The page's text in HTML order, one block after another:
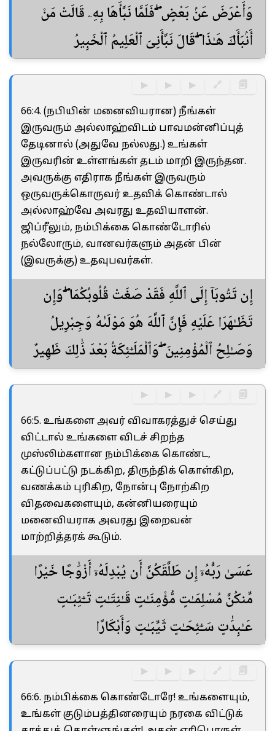
وَأَعْرَضَ عَنۢ بَعْضٍ ۖ فَلَمَّا نَبَّأَهَا بِهِۦ قَالَتْ مَنْ
أَنۢبَأَكَ هَـٰذَا ۖ قَالَ نَبَّأَنِىَ ٱلْعَلِيمُ ٱلْخَبِيرُ
▶ ▶ ▶ 🔗 🗐
66:4. (நபியின் மனைவியரான) நீங்கள்
இருவரும் அல்லாஹ்விடம் பாவமன்னிப்புத்
தேடினால் (அதுவே நல்லது.) உங்கள்
இருவரின் உள்ளங்கள் தடம் மாறி இருந்தன.
அவருக்கு எதிராக நீங்கள் இருவரும்
ஒருவருக்கொருவர் உதவிக் கொண்டால்
அல்லாஹ்வே அவரது உதவியாளன்.
ஜிப்ரீலும், நம்பிக்கை கொண்டோரில்
நல்லோரும், வானவர்களும் அதன் பின்
(இவருக்கு) உதவுபவர்கள்.
إِن تَتُوبَآ إِلَى ٱللَّهِ فَقَدْ صَغَتْ قُلُوبُكُمَا ۖ وَإِن
تَظَـٰهَرَا عَلَيْهِ فَإِنَّ ٱللَّهَ هُوَ مَوْلَىٰهُ وَجِبْرِيلُ
وَصَـٰلِحُ ٱلْمُؤْمِنِينَ ۖ وَٱلْمَلَـٰٓئِكَةُ بَعْدَ ذَٰلِكَ ظَهِيرٌ
▶ ▶ ▶ 🔗 🗐
66:5. உங்களை அவர் விவாகரத்துச் செய்து
விட்டால் உங்களை விடச் சிறந்த
முஸ்லிம்களான நம்பிக்கை கொண்ட,
கட்டுப்பட்டு நடக்கிற, திருந்திக் கொள்கிற,
வணக்கம் புரிகிற, நோன்பு நோற்கிற
விதவைகளையும், கன்னியரையும்
மனைவியராக அவரது இறைவன்
மாற்றித்தரக் கூடும்.
عَسَىٰ رَبُّهُۥٓ إِن طَلَّقَكُنَّ أَن يُبْدِلَهُۥٓ أَزْوَٰجًا خَيْرًا
مِّنكُنَّ مُسْلِمَـٰتٍ مُّؤْمِنَـٰتٍ قَـٰنِتَـٰتٍ تَـٰٓئِبَـٰتٍ
عَـٰبِدَٰتٍ سَـٰٓئِحَـٰتٍ ثَيِّبَـٰتٍ وَأَبْكَارًا
▶ ▶ ▶ 🔗 🗐
66:6. நம்பிக்கை கொண்டோரே! உங்களையும்,
உங்கள் குடும்பத்தினரையும் நரகை விட்டுக்